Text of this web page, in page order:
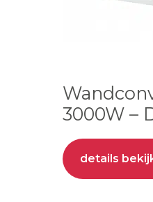
3000W –
details